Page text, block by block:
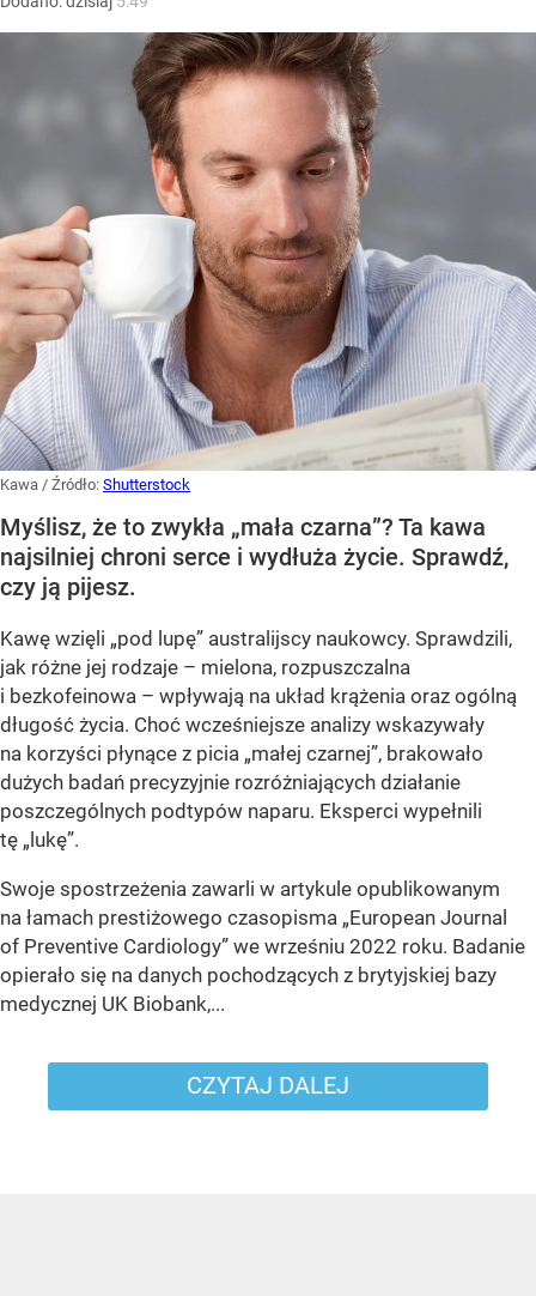
Kawa / Źródło: Shutterstock
Myślisz, że to zwykła „mała czarna”? Ta kawa
najsilniej chroni serce i wydłuża życie. Sprawdź,
czy ją pijesz.
Kawę wzięli „pod lupę” australijscy naukowcy. Sprawdzili,
jak różne jej rodzaje – mielona, rozpuszczalna
i bezkofeinowa – wpływają na układ krążenia oraz ogólną
długość życia. Choć wcześniejsze analizy wskazywały
na korzyści płynące z picia „małej czarnej”, brakowało
dużych badań precyzyjnie rozróżniających działanie
poszczególnych podtypów naparu. Eksperci wypełnili
tę „lukę”.
Swoje spostrzeżenia zawarli w artykule opublikowanym
na łamach prestiżowego czasopisma „European Journal
of Preventive Cardiology” we wrześniu 2022 roku. Badanie
opierało się na danych pochodzących z brytyjskiej bazy
medycznej UK Biobank,...
CZYTAJ DALEJ